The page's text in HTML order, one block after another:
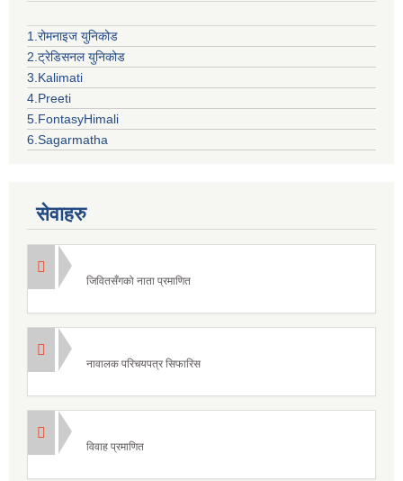
1.रोमनाइज युनिकोड
2.ट्रेडिसनल युनिकोड
3.Kalimati
4.Preeti
5.FontasyHimali
6.Sagarmatha
सेवाहरु
जिवितसँगको नाता प्रमाणित
नावालक परिचयपत्र सिफारिस
विवाह प्रमाणित